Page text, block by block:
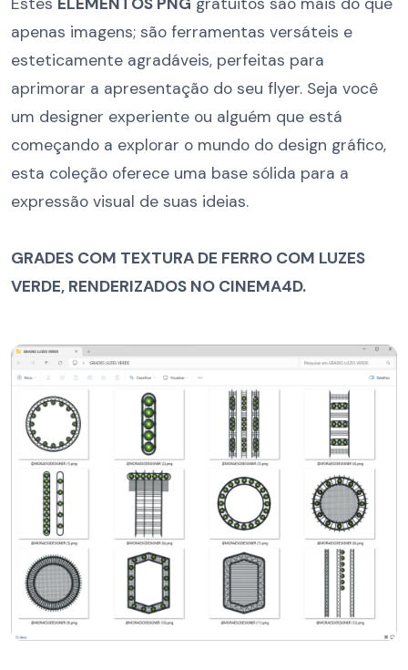
apenas imagens; são ferramentas versáteis e
esteticamente agradáveis, perfeitas para
aprimorar a apresentação do seu flyer. Seja você
um designer experiente ou alguém que está
começando a explorar o mundo do design gráfico,
esta coleção oferece uma base sólida para a
expressão visual de suas ideias.
GRADES COM TEXTURA DE FERRO COM LUZES
VERDE, RENDERIZADOS NO CINEMA4D.